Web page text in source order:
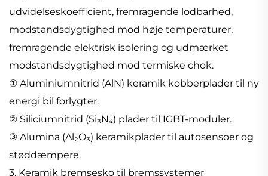
udvidelseskoefficient, fremragende lodbarhed,
modstandsdygtighed mod høje temperaturer,
fremragende elektrisk isolering og udmærket
modstandsdygtighed mod termiske chok.
① Aluminiumnitrid (AlN) keramik kobberplader til ny
energi bil forlygter.
② Siliciumnitrid (Si₃N₄) plader til IGBT-moduler.
③ Alumina (Al₂O₃) keramikplader til autosensoer og
støddæmpere.
3. Keramik bremsesko til bremssystemer